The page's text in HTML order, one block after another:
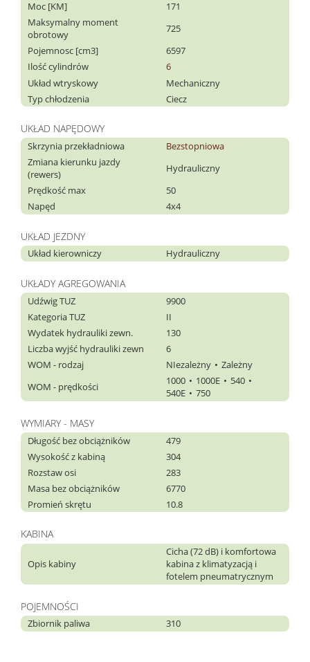
Moc [KM]
171
Maksymalny moment
obrotowy
725
Pojemnosc [cm3]
6597
Ilość cylindrów
6
Układ wtryskowy
Mechaniczny
Typ chłodzenia
Ciecz
UKŁAD NAPĘDOWY
Skrzynia przekładniowa
Bezstopniowa
Zmiana kierunku jazdy
(rewers)
Hydrauliczny
Prędkość max
50
Napęd
4x4
UKŁAD JEZDNY
Układ kierowniczy Hydrauliczny
UKŁADY AGREGOWANIA
Udźwig TUZ
9900
Kategoria TUZ
II
Wydatek hydrauliki zewn.
130
Liczba wyjść hydrauliki zewn
6
WOM - rodzaj
NIezależny
Zależny
WOM - prędkości
1000 1000E
540
540E
750
WYMIARY - MASY
Długość bez obciążników
479
Wysokość z kabiną
304
Rozstaw osi
283
Masa bez obciążników
6770
Promień skrętu
10.8
KABINA
Opis kabiny
Cicha (72 dB) i komfortowa
kabina z klimatyzacją i
fotelem pneumatrycznym
POJEMNOŚCI
Zbiornik paliwa 310